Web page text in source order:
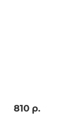
В
810 р.